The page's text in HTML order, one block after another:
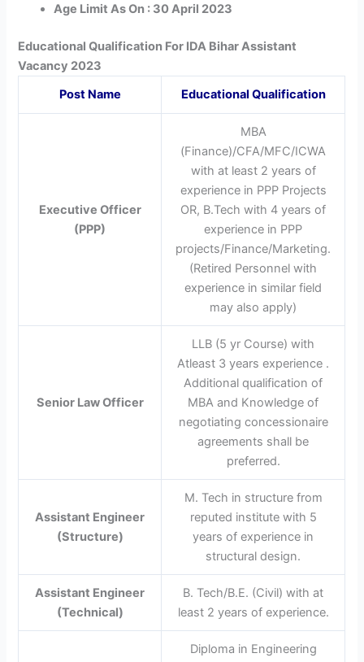
Age Limit As On : 30 April 2023
Educational Qualification For IDA Bihar Assistant
Vacancy 2023
Post Name
Educational Qualification
Executive Officer
(PPP)
MBA
(Finance)/CFA/MFC/ICWA
with at least 2 years of
experience in PPP Projects
OR, B.Tech with 4 years of
experience in PPP
projects/Finance/Marketing.
(Retired Personnel with
experience in similar field
may also apply)
Senior Law Officer
LLB (5 yr Course) with
Atleast 3 years experience .
Additional qualification of
MBA and Knowledge of
negotiating concessionaire
agreements shall be
preferred.
Assistant Engineer
(Structure)
M. Tech in structure from
reputed institute with 5
years of experience in
structural design.
Assistant Engineer
(Technical)
B. Tech/B.E. (Civil) with at
least 2 years of experience.
Diploma in Engineering